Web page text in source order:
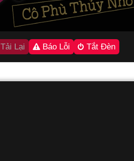
Tải Lại Báo Lỗi Tắt Đèn